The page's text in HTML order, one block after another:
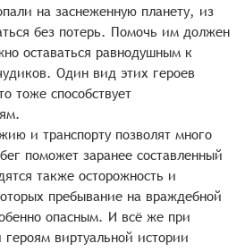
на заснеженную планету, из
без потерь. Помочь им должен
оставаться равнодушным к
Один вид этих героев
тоже способствует
и транспорту позволят много
поможет заранее составленный
также осторожность и
пребывание на враждебной
опасным. И всё же при
виртуальной истории